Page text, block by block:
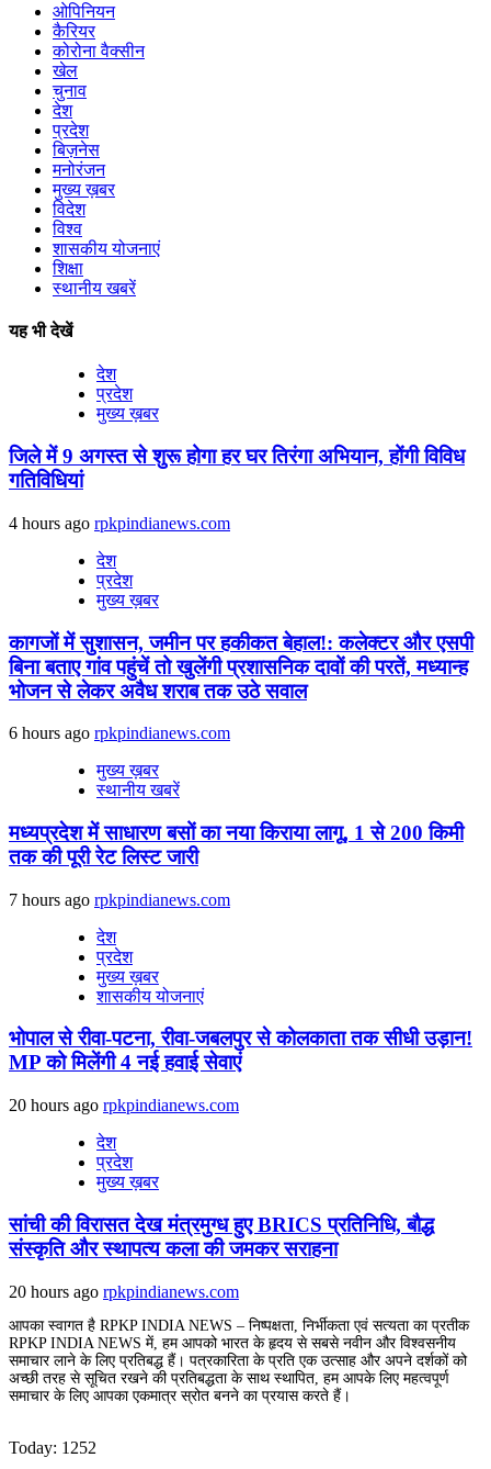
ओपिनियन
कैरियर
कोरोना वैक्सीन
खेल
चुनाव
देश
प्रदेश
बिज़नेस
मनोरंजन
मुख्य ख़बर
विदेश
विश्व
शासकीय योजनाएं
शिक्षा
स्थानीय खबरें
यह भी देखें
देश
प्रदेश
मुख्य ख़बर
जिले में 9 अगस्‍त से शुरू होगा हर घर तिरंगा अभियान, होंगी विविध
गतिविधियां
4 hours ago rpkpindianews.com
देश
प्रदेश
मुख्य ख़बर
कागजों में सुशासन, जमीन पर हकीकत बेहाल!: कलेक्टर और एसपी
बिना बताए गांव पहुंचें तो खुलेंगी प्रशासनिक दावों की परतें, मध्यान्ह
भोजन से लेकर अवैध शराब तक उठे सवाल
6 hours ago rpkpindianews.com
मुख्य ख़बर
स्थानीय खबरें
मध्यप्रदेश में साधारण बसों का नया किराया लागू, 1 से 200 किमी
तक की पूरी रेट लिस्ट जारी
7 hours ago rpkpindianews.com
देश
प्रदेश
मुख्य ख़बर
शासकीय योजनाएं
भोपाल से रीवा-पटना, रीवा-जबलपुर से कोलकाता तक सीधी उड़ान!
MP को मिलेंगी 4 नई हवाई सेवाएं
20 hours ago rpkpindianews.com
देश
प्रदेश
मुख्य ख़बर
सांची की विरासत देख मंत्रमुग्ध हुए BRICS प्रतिनिधि, बौद्ध
संस्कृति और स्थापत्य कला की जमकर सराहना
20 hours ago rpkpindianews.com
आपका स्वागत है RPKP INDIA NEWS – निष्पक्षता, निर्भीकता एवं सत्यता का प्रतीक
RPKP INDIA NEWS में, हम आपको भारत के हृदय से सबसे नवीन और विश्वसनीय
समाचार लाने के लिए प्रतिबद्ध हैं। पत्रकारिता के प्रति एक उत्साह और अपने दर्शकों को
अच्छी तरह से सूचित रखने की प्रतिबद्धता के साथ स्थापित, हम आपके लिए महत्वपूर्ण
समाचार के लिए आपका एकमात्र स्रोत बनने का प्रयास करते हैं।
Today: 1252